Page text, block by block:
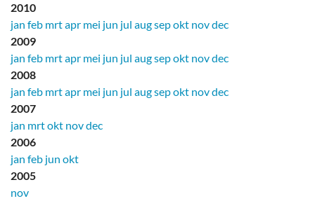
2010
jan feb mrtapr mei jun jul augsepokt novdec
2009
jan feb mrtapr mei jun jul augsepokt novdec
2008
jan feb mrtapr mei jun jul augsepokt novdec
2007
jan mrtokt novdec
2006
jan feb jun okt
2005
nov